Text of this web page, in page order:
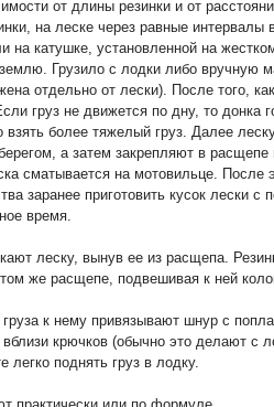
от длины резинки и от
на леске через равные
на катушке, установленной на
Грузило с лодки либо вручную
отдельно от лески). После того,
груз не движется по дну, то донка
более тяжелый груз. Далее
а затем закрепляют в
сматывается на мотовильце. После
заранее приготовить кусок лески с
время.
леску, вынув ее из расщепа.
же расщепе, подвешивая к ней
к нему привязывают шнур с
крючков (обычно это делают с
поднять груз в лодку.